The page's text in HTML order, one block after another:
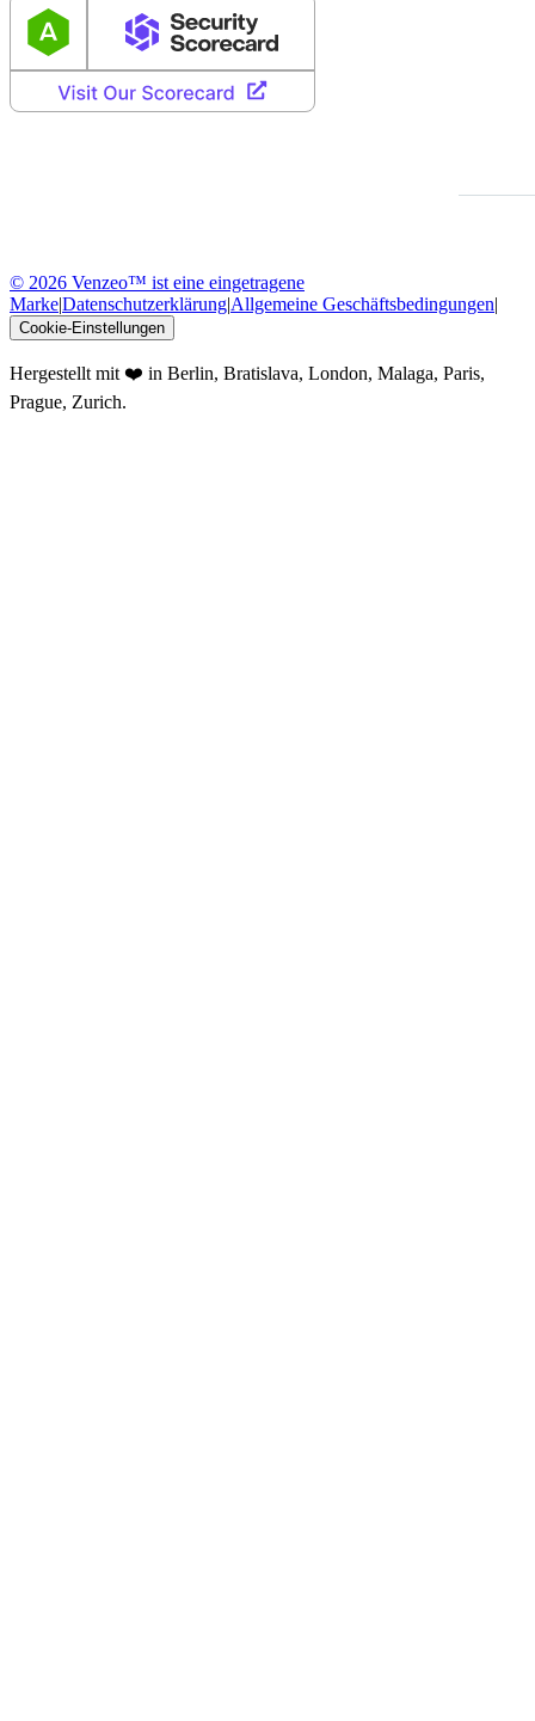
© 2026 Venzeo™ ist eine eingetragene
Marke|Datenschutzerklärung|Allgemeine Geschäftsbedingungen|
Cookie-Einstellungen
Hergestellt mit ❤️ in Berlin, Bratislava, London, Malaga, Paris,
Prague, Zurich.